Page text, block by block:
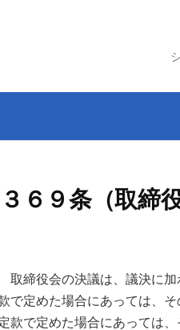
６９条（取締
取締役会の決議は、議決に加
で定めた場合にあっては、
款で定めた場合にあっては、